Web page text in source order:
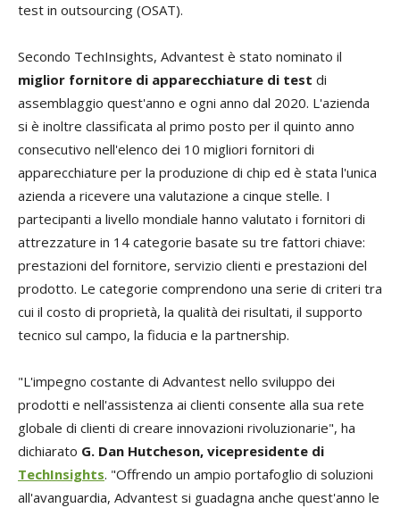
test in outsourcing (OSAT).
Secondo TechInsights, Advantest è stato nominato il
miglior fornitore di apparecchiature di test di
assemblaggio quest'anno e ogni anno dal 2020. L'azienda
si è inoltre classificata al primo posto per il quinto anno
consecutivo nell'elenco dei 10 migliori fornitori di
apparecchiature per la produzione di chip ed è stata l'unica
azienda a ricevere una valutazione a cinque stelle. I
partecipanti a livello mondiale hanno valutato i fornitori di
attrezzature in 14 categorie basate su tre fattori chiave:
prestazioni del fornitore, servizio clienti e prestazioni del
prodotto. Le categorie comprendono una serie di criteri tra
cui il costo di proprietà, la qualità dei risultati, il supporto
tecnico sul campo, la fiducia e la partnership.
"L'impegno costante di Advantest nello sviluppo dei
prodotti e nell'assistenza ai clienti consente alla sua rete
globale di clienti di creare innovazioni rivoluzionarie", ha
dichiarato G. Dan Hutcheson, vicepresidente di
TechInsights. "Offrendo un ampio portafoglio di soluzioni
all'avanguardia, Advantest si guadagna anche quest'anno le